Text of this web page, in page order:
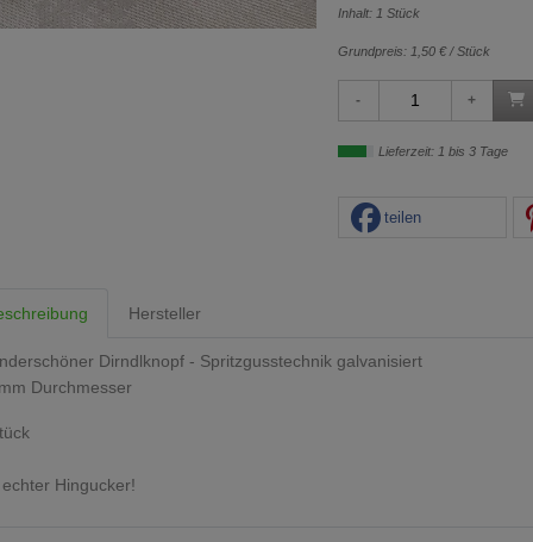
Inhalt: 1 Stück
Grundpreis: 1,50 € / Stück
Lieferzeit: 1 bis 3 Tage
teilen
Hersteller
Dirndlknopf - Spritzgusstechnik galvanisiert
Durchmesser
echter Hingucker!